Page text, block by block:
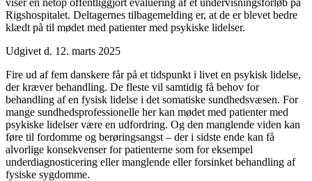
viser en netop offentliggjort evaluering af et undervisningsforløb på
Rigshospitalet. Deltagernes tilbagemelding er, at de er blevet bedre
klædt på til mødet med patienter med psykiske lidelser.
Udgivet d. 12. marts 2025
Fire ud af fem danskere får på et tidspunkt i livet en psykisk lidelse,
der kræver behandling. De fleste vil samtidig få behov for
behandling af en fysisk lidelse i det somatiske sundhedsvæsen. For
mange sundhedsprofessionelle her kan mødet med patienter med
psykiske lidelser være en udfordring. Og den manglende viden kan
føre til fordomme og berøringsangst – der i sidste ende kan få
alvorlige konsekvenser for patienterne som for eksempel
underdiagnosticering eller manglende eller forsinket behandling af
fysiske sygdomme.